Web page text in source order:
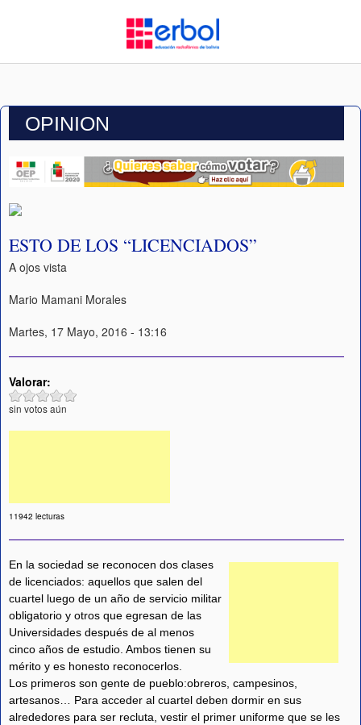
OPINION
ESTO DE LOS “LICENCIADOS”
A ojos vista
Mario Mamani Morales
Martes, 17 Mayo, 2016 - 13:16
Valorar:
sin votos aún
11942 lecturas
En la sociedad se reconocen dos clases
de licenciados: aquellos que salen del
cuartel luego de un año de servicio militar
obligatorio y otros que egresan de las
Universidades después de al menos
cinco años de estudio. Ambos tienen su
mérito y es honesto reconocerlos.
Los primeros son gente de pueblo:obreros, campesinos,
artesanos… Para acceder al cuartel deben dormir en sus
alrededores para ser recluta, vestir el primer uniforme que se les